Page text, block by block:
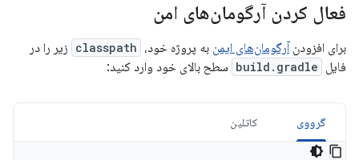
فعال کردن آرگومان‌های امن
برای افزودن آرگومان‌های ایمن به پروژه خود، classpath زیر را در
فایل build.gradle سطح بالای خود وارد کنید:
گرووی کاتلین